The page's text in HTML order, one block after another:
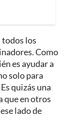
todos los
Como
es ayudar a
solo para
quizás una
que en otros
lado de